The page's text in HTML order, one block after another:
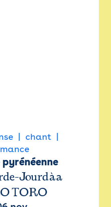
chant
Jourdàa
TORO